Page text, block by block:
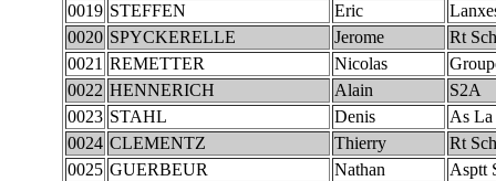
0019 STEFFEN Eric
0020 SPYCKERELLE Jerome
Rt
0021 REMETTER Nicolas
0022 HENNERICH Alain
S2A
0023 STAHL Denis
As La
0024 CLEMENTZ Thierry
Rt
0025 GUERBEUR Nathan
Asptt